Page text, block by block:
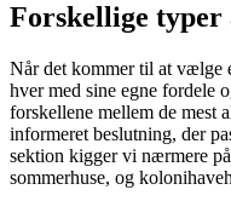
Forskellige typer
Når det kommer til at vælge
hver med sine egne fordele
forskellene mellem de mest
informeret beslutning, der
sektion kigger vi nærmere
sommerhuse, og